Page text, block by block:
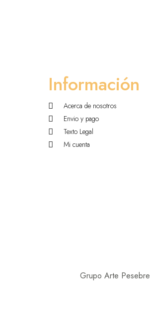
Información
Acerca de nosotros
Envio y pago
Texto Legal
Mi cuenta
Grupo Arte Pesebre